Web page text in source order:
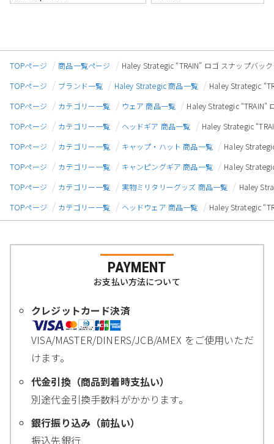
TOPページ 商品一覧ページ
Haley Strategic “TRAIN” ロゴ スナップバッ
TOPページ
ブランド一覧 Haley Strategic 商品一覧
Haley Strategic
TOPページ
カテゴリー一覧 ウェア 商品一覧
Haley Strategic “TRAIN”
TOPページ
カテゴリー一覧 ヘッドギア 商品一覧
Haley Strategic
TOPページ
カテゴリー一覧 キャップ・ハット 商品一覧
Haley
TOPページ
カテゴリー一覧 キャンピングギア 商品一覧
Haley
TOPページ
カテゴリー一覧 実物ミリタリーグッズ 商品一覧
Haley
TOPページ
カテゴリー一覧 ヘッドウェア 商品一覧 Haley Strategic
PAYMENT
お支払い方法について
クレジットカード決済
VISA/MASTER/DINERS/JCB/AMEX をご使用いただ
けます。
代金引換（商品到着時支払い）
別途代金引換手数料がかかります。
銀行振り込み（前払い）
振込先銀行